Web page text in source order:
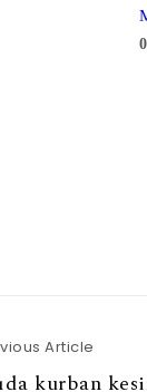
Article
kurban